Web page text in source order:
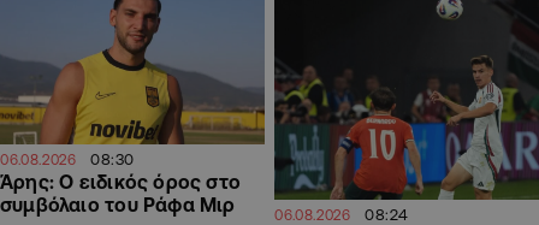
06.08.2026 08:30
Άρης: Ο ειδικός όρος στο
συμβόλαιο του Ράφα Μιρ
06.08.2026 08:24